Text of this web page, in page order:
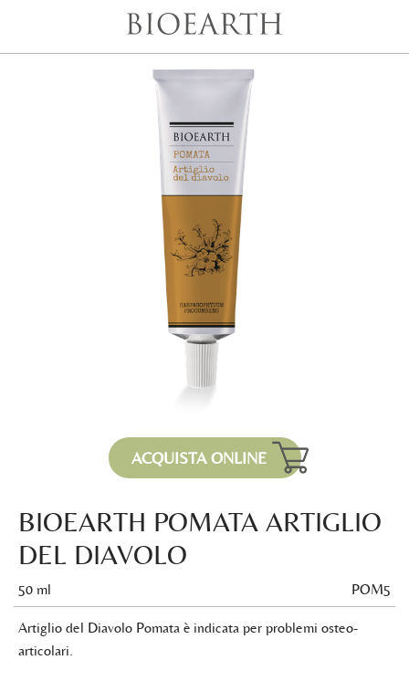
ACQUISTA ONLINE
BIOEARTH POMATA ARTIGLIO
DEL DIAVOLO
50 ml POM5
Artiglio del Diavolo Pomata è indicata per problemi osteo-
articolari.